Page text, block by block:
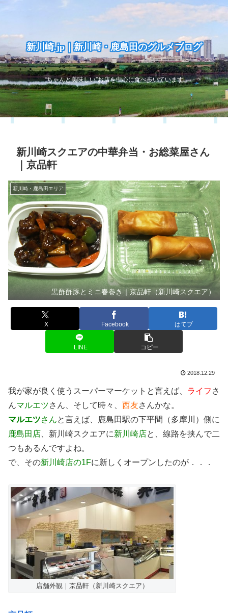
新川崎.jp｜新川崎・鹿島田のグルメブログ
“ちゃんと美味しい”お店を中心に食べ歩いています
新川崎スクエアの中華弁当・お総菜屋さん
｜京品軒
新川崎・鹿島田エリア
黒酢酢豚とミニ春巻き｜京品軒（新川崎スクエア）
X Facebook はてブ
LINE コピー
2018.12.29
我が家が良く使うスーパーマーケットと言えば、 ライフ さ
んマルエツさん、そして時々、 西友さんかな。
マルエツさんと言えば、鹿島田駅の下平間（多摩川）側に
鹿島田店 、新川崎スクエアに新川崎店と、線路を挟んで二
つもあるんですよね。
で、その新川崎店の1Fに新しくオープンしたのが．．．
店舗外観｜京品軒（新川崎スクエア）